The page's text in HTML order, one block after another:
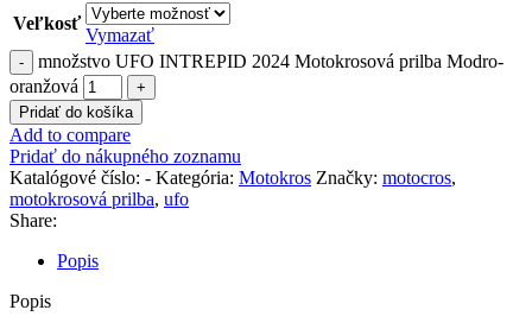
Veľkosť
Vymazať
množstvo UFO INTREPID 2024 Motokrosová prilba Modro-
oranžová
Pridať do košíka
Add to compare
Pridať do nákupného zoznamu
Katalógové číslo: - Kategória: Motokros Značky: motocros,
motokrosová prilba, ufo
Share:
Popis
Popis